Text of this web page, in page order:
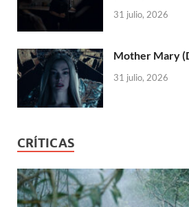
31 julio, 2026
Mother Mary
31 julio, 2026
CRÍTICAS